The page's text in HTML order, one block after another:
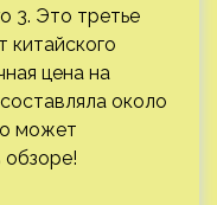
3. Это третье
китайского
цена на
около
может